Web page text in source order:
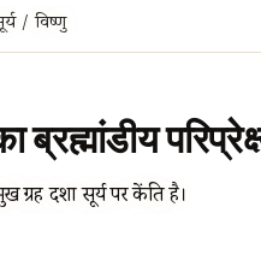
/ विष्णु
दशा सूर्य पर केंद्रित है।